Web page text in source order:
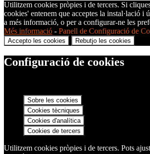
Utilitzem cookies pròpies i de tercers. Si
cookies' entenem que acceptes la instal·lació i
a més informació, o per a configurar-ne les
Més informació - Panell de Configuració de
Accepto les cookies Rebutjo les cookies
Configuració de cookies
Sobre les cookies
Cookies tècniques
Cookies d'analítica
Cookies de tercers
Utilitzem cookies pròpies i de tercers. Pots